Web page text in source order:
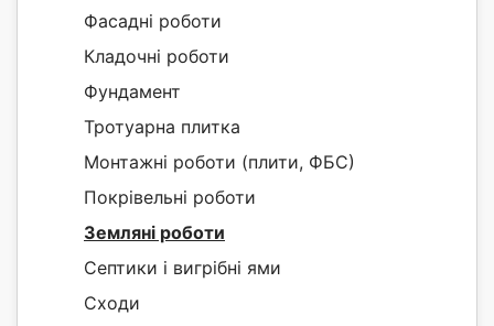
Фасадні роботи
Кладочні роботи
Фундамент
Тротуарна плитка
Монтажні роботи (плити, ФБС)
Покрівельні роботи
Земляні роботи
Септики і вигрібні ями
Сходи